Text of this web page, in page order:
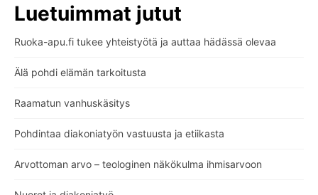
Luetuimmat jutut
Ruoka-apu.fi tukee yhteistyötä ja auttaa hädässä olevaa
Älä pohdi elämän tarkoitusta
Raamatun vanhuskäsitys
Pohdintaa diakoniatyön vastuusta ja etiikasta
Arvottoman arvo – teologinen näkökulma ihmisarvoon